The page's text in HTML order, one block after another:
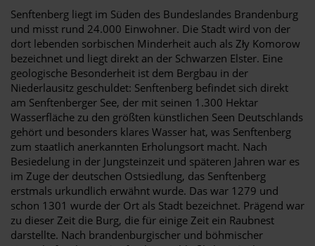
Senftenberg liegt im Süden des Bundeslandes Brandenburg
und misst rund 24.000 Einwohner. Die Stadt wird von der
dort lebenden sorbischen Minderheit auch als Zły Komorow
bezeichnet und liegt direkt an der Schwarzen Elster. Eine
geologische Besonderheit ist dem Bergbau in der
Niederlausitz geschuldet: Senftenberg befindet sich direkt
am Senftenberger See, der mit seinen 1.300 Hektar
Wasserfläche zu den größten künstlichen Seen Deutschlands
gehört und besonders klares Wasser hat, was Senftenberg
zum staatlich anerkannten Erholungsort macht. Nach
Besiedelung in der Jungsteinzeit und späteren Jahren war es
im Zuge der deutschen Ostsiedlung, das Senftenberg
erstmals urkundlich erwähnt wurde. Das war 1279 und
schon 1301 wurde der Ort als Stadt bezeichnet. Prägend war
zu dieser Zeit die Burg, die für einige Zeit ein Raubnest
darstellte. Nach brandenburgischer und böhmischer